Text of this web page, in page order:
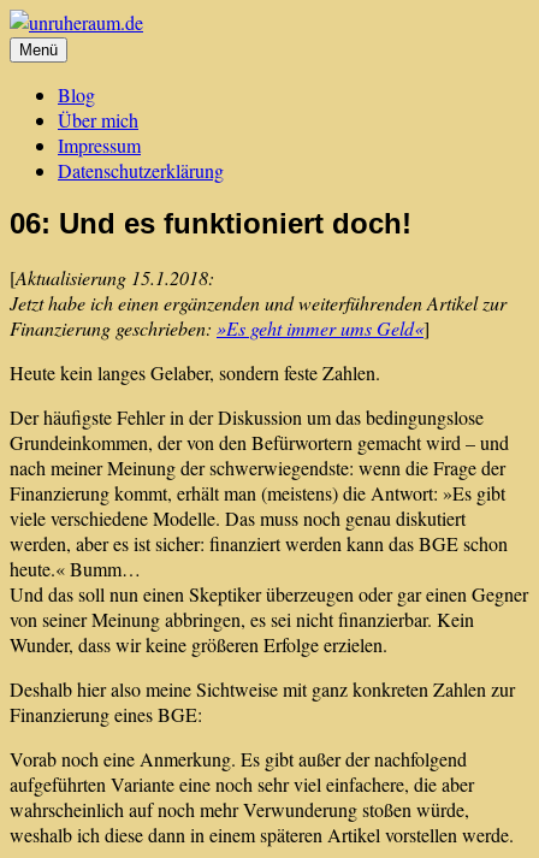
Zum
Inhalt
unruheraum.de
was mich bewegt
Menü
Blog
Über mich
Impressum
Datenschutzerklärung
06: Und es funktioniert doch!
[Aktualisierung 15.1.2018:
Jetzt habe ich einen ergänzenden und weiterführenden Artikel zur
Finanzierung geschrieben: »Es geht immer ums Geld«]
Heute kein langes Gelaber, sondern feste Zahlen.
Der häufigste Fehler in der Diskussion um das bedingungslose
Grundeinkommen, der von den Befürwortern gemacht wird – und
nach meiner Meinung der schwerwiegendste: wenn die Frage der
Finanzierung kommt, erhält man (meistens) die Antwort: »Es gibt
viele verschiedene Modelle. Das muss noch genau diskutiert
werden, aber es ist sicher: finanziert werden kann das BGE schon
heute.« Bumm…
Und das soll nun einen Skeptiker überzeugen oder gar einen Gegner
von seiner Meinung abbringen, es sei nicht finanzierbar. Kein
Wunder, dass wir keine größeren Erfolge erzielen.
Deshalb hier also meine Sichtweise mit ganz konkreten Zahlen zur
Finanzierung eines BGE:
Vorab noch eine Anmerkung. Es gibt außer der nachfolgend
aufgeführten Variante eine noch sehr viel einfachere, die aber
wahrscheinlich auf noch mehr Verwunderung stoßen würde,
weshalb ich diese dann in einem späteren Artikel vorstellen werde.